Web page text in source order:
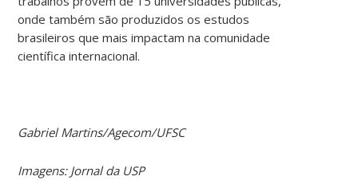
onde também são produzidos os estudos
brasileiros que mais impactam na comunidade
científica internacional.
Gabriel Martins/Agecom/UFSC
Imagens: Jornal da USP